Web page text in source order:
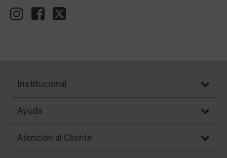
Institucional
Ayuda
Atención al Cliente